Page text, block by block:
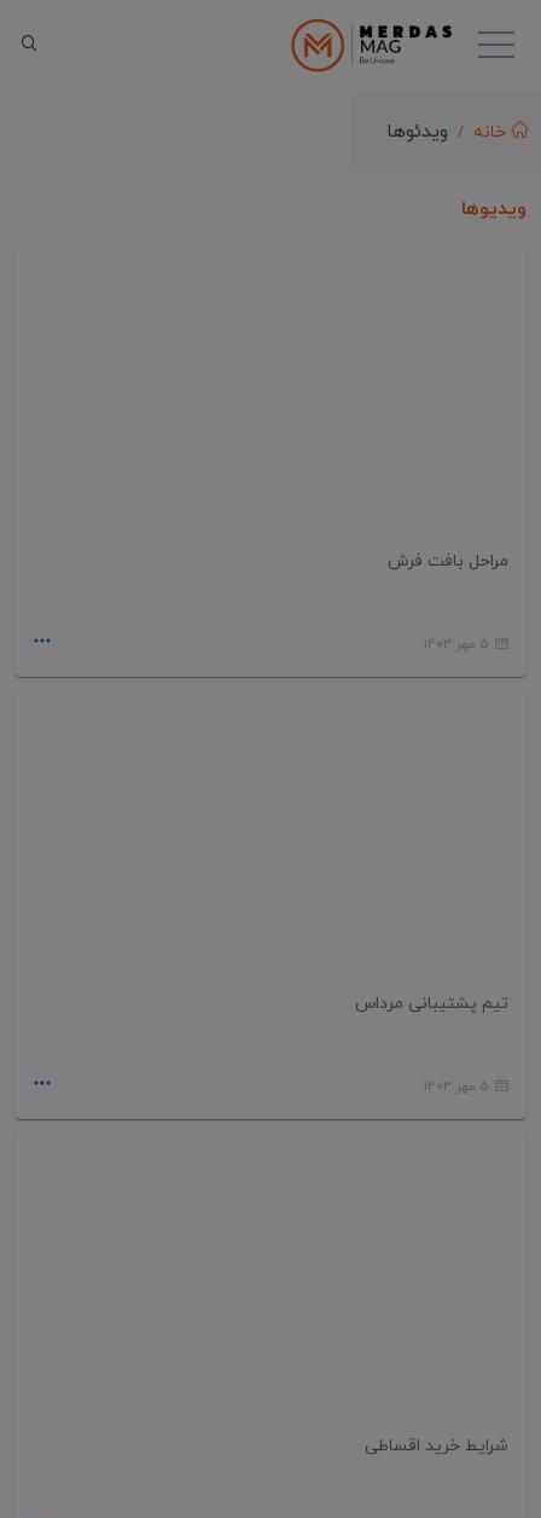
خانه ویدئوها
ویدیوها
مراحل بافت فرش
5 مهر 1403
تیم پشتیبانی مرداس
5 مهر 1403
شرایط خرید اقساطی